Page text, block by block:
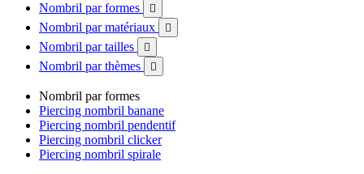
Nombril par formes

Nombril par matériaux 
Nombril par tailles 
Nombril par thèmes 
Nombril par formes
Piercing nombril banane
Piercing nombril pendentif
Piercing nombril clicker
Piercing nombril spirale